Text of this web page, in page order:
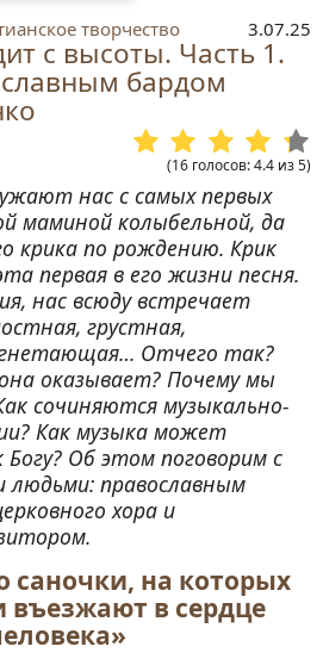
творчество 3.07.25
с высоты. Часть 1.
бардом
(16 голосов:4.4 из5)
нас с самых первых
маминой колыбельной, да
крика по рождению. Крик
первая в его жизни песня.
нас всюду встречает
грустная,
Отчего так?
оказывает? Почему мы
сочиняются музыкально-
Как музыка может
Об этом поговорим с
людьми: православным
хора и
саночки, на которых
въезжают в сердце